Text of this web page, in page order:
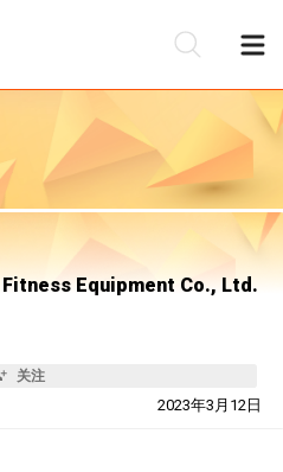
Fitness Equipment Co., Ltd.
关注
2023年3月12日